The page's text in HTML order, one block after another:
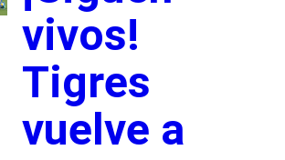
vivos!
Tigres
vuelve a